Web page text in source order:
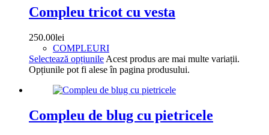
Compleu tricot cu vesta
250.00lei
COMPLEURI
Selectează opțiunile Acest produs are mai multe variații.
Opțiunile pot fi alese în pagina produsului.
Compleu de blug cu pietricele